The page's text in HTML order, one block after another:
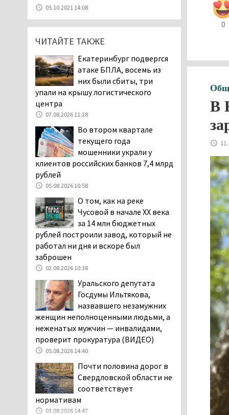
0
В
Екатеринбург подвергся
атаке БПЛА, восемь из
них были сбиты, три
центра
07.08.2026 11:28
Тагильские спасатели
в лесу мужчине найти
06.08.2026 16:28
Прокуратура
Дзержинского района
возбудила административное дело в
отсутствия холодной воды
06.08.2026 15:42
Двое детей пострадали
при сходе трамвая с
06.08.2026 14:25
Правительство РФ
разрешило производство
и продажу бензина класса
«Евро-2», в котором содержание
серы в 10 раз выше, чем в топливе
«Евро-5». Это опасно для здоровья и
повышает износ автомобиля
В Детской городской
больнице № 3 Нижнего
Тагила опровергли
обвинения родителей, которые
05.10.2021 14:08
ЧИТАЙТЕ ТАКЖЕ
Екатеринбург подвергся
атаке БПЛА, восемь из
них были сбиты, три
упали на крышу логистического
центра
07.08.2026 11:28
Во втором квартале
текущего года
мошенники украли у
клиентов российских банков 7,4 млрд
рублей
05.08.2026 10:58
О том, как на реке
Чусовой в начале XX века
за 14 млн бюджетных
рублей построили завод, который не
работал ни дня и вскоре был
заброшен
02.08.2026 10:38
Уральского депутата
Госдумы Ильтякова,
назвавшего незамужних
женщин неполноценными людьми, а
неженатых мужчин — инвалидами,
проверит прокуратура (ВИДЕО)
05.08.2026 14:40
Почти половина дорог в
Свердловской области не
соответствует
нормативам
03.08.2026 14:47